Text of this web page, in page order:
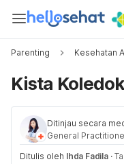
Parenting Kesehatan
Kista
Ditinjau secara
General
Ditulis oleh Ihda Fadila ·